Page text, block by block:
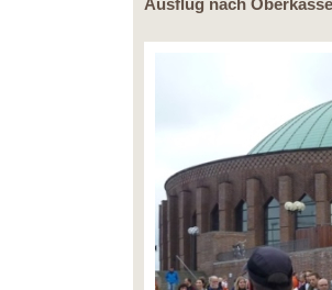
Ausflug nach